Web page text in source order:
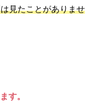
見たことがありませ
す。